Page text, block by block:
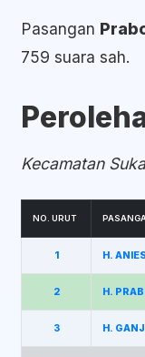
Pasangan
759 suara sah.
Kecamatan
NO. URUT
1 H.
2 H.
3 H.